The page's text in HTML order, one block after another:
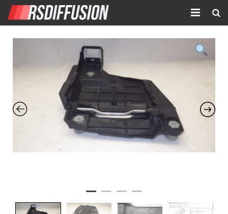
Accueil
Nouvelles annonces
Annonces prolongées
Atelier mécanique